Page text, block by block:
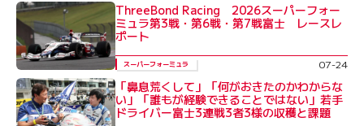
ThreeBond Racing 2026スーパーフォー
ミュラ第3戦・第6戦・第7戦富士 レースレ
ポート
スーパーフォーミュラ 07-24
「鼻息荒くして」「何がおきたのかわからな
い」「誰もが経験できることではない」若手
ドライバー富士3連戦3者3様の収穫と課題